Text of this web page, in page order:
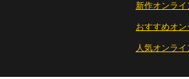
新作オンライ
おすすめオ
人気オンラ